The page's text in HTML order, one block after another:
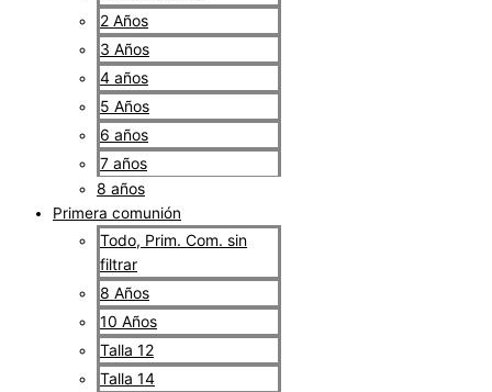
2 Años
3 Años
4 años
5 Años
6 años
7 años
8 años
Primera comunión
Todo, Prim. Com. sin
filtrar
8 Años
10 Años
Talla 12
Talla 14